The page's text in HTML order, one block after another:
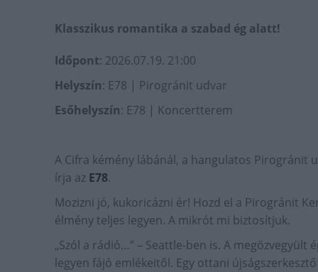
Klasszikus romantika a szabad ég alatt!
Időpont: 2026.07.19. 21:00
Helyszín: E78 | Pirogránit udvar
Esőhelyszín: E78 | Koncertterem
A Cifra kémény lábánál, a hangulatos
írja az E78.
Mozizni jó, kukoricázni ér! Hozd el a Pirogránit
élmény teljes legyen. A mikrót mi biztosítjuk.
„Szól a rádió…” – Seattle-ben is. A
legyen fájó emlékeitől. Egy ottani